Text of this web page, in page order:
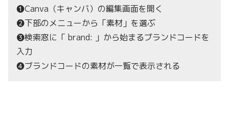
❶Canva（キャンバ）の編集画面を開く
❷下部のメニューから「素材」を選ぶ
❸検索窓に「 brand: 」から始まるブランドコードを
入力
❹ブランドコードの素材が一覧で表示される